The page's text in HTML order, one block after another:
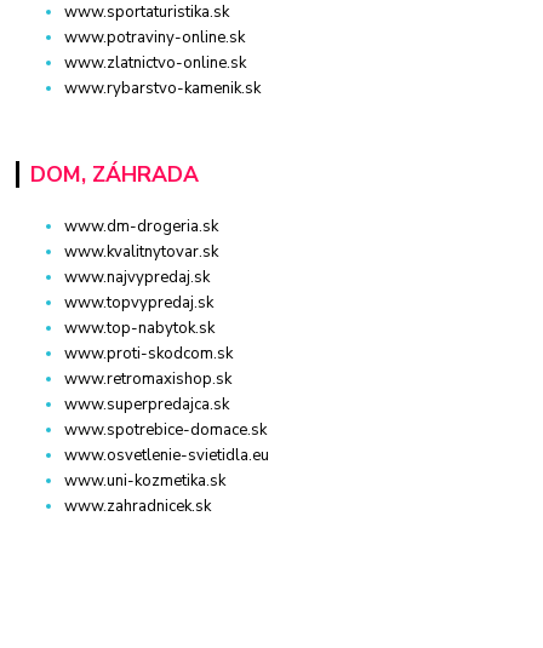
www.sportaturistika.sk
www.potraviny-online.sk
www.zlatnictvo-online.sk
www.rybarstvo-kamenik.sk
DOM, ZÁHRADA
www.dm-drogeria.sk
www.kvalitnytovar.sk
www.najvypredaj.sk
www.topvypredaj.sk
www.top-nabytok.sk
www.proti-skodcom.sk
www.retromaxishop.sk
www.superpredajca.sk
www.spotrebice-domace.sk
www.osvetlenie-svietidla.eu
www.uni-kozmetika.sk
www.zahradnicek.sk